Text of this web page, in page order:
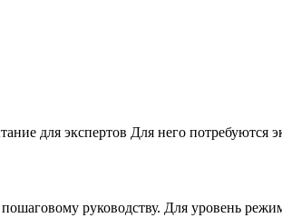
для экспертов Для него
руководству. Для уровень